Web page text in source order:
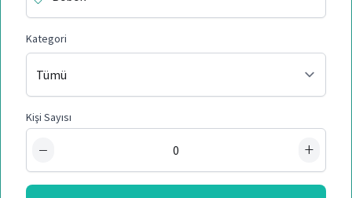
Kategori
Kişi Sayısı
− +